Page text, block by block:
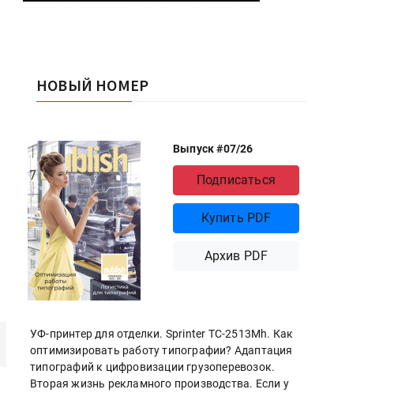
НОВЫЙ НОМЕР
Выпуск #07/26
Подписаться
Купить PDF
Архив PDF
УФ-принтер для отделки. Sprinter ТС-2513Mh. Как
оптимизировать работу типографии? Адаптация
типографий к цифровизации грузоперевозок.
Вторая жизнь рекламного производства. Если у